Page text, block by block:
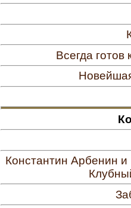
Всегда готов
Константин Арбенин